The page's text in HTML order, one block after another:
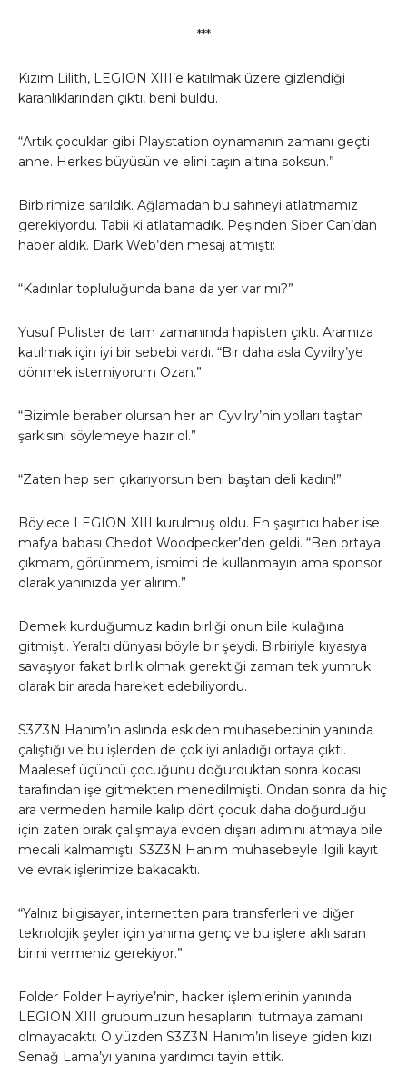
***
Kızım Lilith, LEGION XIII’e katılmak üzere gizlendiği
karanlıklarından çıktı, beni buldu.
“Artık çocuklar gibi Playstation oynamanın zamanı geçti
anne. Herkes büyüsün ve elini taşın altına soksun.”
Birbirimize sarıldık. Ağlamadan bu sahneyi atlatmamız
gerekiyordu. Tabii ki atlatamadık. Peşinden Siber Can’dan
haber aldık. Dark Web’den mesaj atmıştı:
“Kadınlar topluluğunda bana da yer var mı?”
Yusuf Pulister de tam zamanında hapisten çıktı. Aramıza
katılmak için iyi bir sebebi vardı. “Bir daha asla Cyvilry’ye
dönmek istemiyorum Ozan.”
“Bizimle beraber olursan her an Cyvilry’nin yolları taştan
şarkısını söylemeye hazır ol.”
“Zaten hep sen çıkarıyorsun beni baştan deli kadın!”
Böylece LEGION XIII kurulmuş oldu. En şaşırtıcı haber ise
mafya babası Chedot Woodpecker’den geldi. “Ben ortaya
çıkmam, görünmem, ismimi de kullanmayın ama sponsor
olarak yanınızda yer alırım.”
Demek kurduğumuz kadın birliği onun bile kulağına
gitmişti. Yeraltı dünyası böyle bir şeydi. Birbiriyle kıyasıya
savaşıyor fakat birlik olmak gerektiği zaman tek yumruk
olarak bir arada hareket edebiliyordu.
S3Z3N Hanım’ın aslında eskiden muhasebecinin yanında
çalıştığı ve bu işlerden de çok iyi anladığı ortaya çıktı.
Maalesef üçüncü çocuğunu doğurduktan sonra kocası
tarafından işe gitmekten menedilmişti. Ondan sonra da hiç
ara vermeden hamile kalıp dört çocuk daha doğurduğu
için zaten bırak çalışmaya evden dışarı adımını atmaya bile
mecali kalmamıştı. S3Z3N Hanım muhasebeyle ilgili kayıt
ve evrak işlerimize bakacaktı.
“Yalnız bilgisayar, internetten para transferleri ve diğer
teknolojik şeyler için yanıma genç ve bu işlere aklı saran
birini vermeniz gerekiyor.”
Folder Folder Hayriye’nin, hacker işlemlerinin yanında
LEGION XIII grubumuzun hesaplarını tutmaya zamanı
olmayacaktı. O yüzden S3Z3N Hanım’ın liseye giden kızı
Senağ Lama’yı yanına yardımcı tayin ettik.